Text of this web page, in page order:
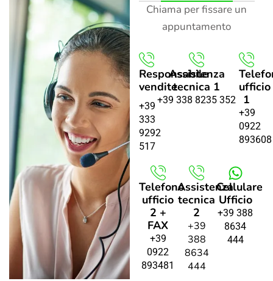
Chiama per fissare un
appuntamento
Responsabile
vendite
+39
333
9292
517
Assistenza
tecnica 1
+39 338 8235 352
ufficio
1
+39
0922
893608
Telefono
ufficio
2 +
FAX
+39
0922
893481
Assistenza
tecnica
2
+39
388
8634
444
Cellulare
Ufficio
+39 388
8634
444